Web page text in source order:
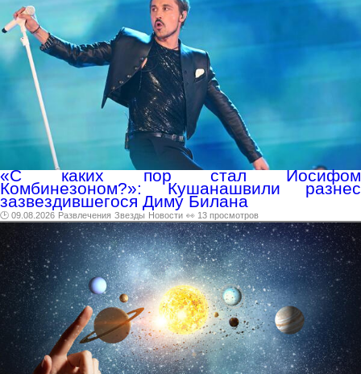
«С каких пор стал Иосифом
Комбинезоном?»: Кушанашвили разнес
зазвездившегося Диму Билана
🕑 09.08.2026 Развлечения Звезды Новости 👀 13 просмотров